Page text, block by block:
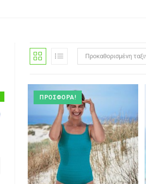
Προκαθορισμένη
ΠΡΟΣΦΟΡΆ!